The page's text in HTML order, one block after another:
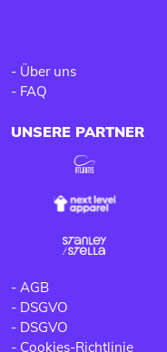
- Über uns
- FAQ
UNSERE PARTNER
- AGB
- DSGVO
- DSGVO
- Cookies-Richtlinie